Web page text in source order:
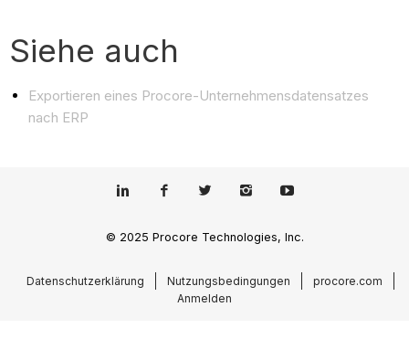
Siehe auch
Exportieren eines Procore-Unternehmensdatensatzes
nach ERP
© 2025 Procore Technologies, Inc.
Datenschutzerklärung Nutzungsbedingungen
procore.com
Anmelden